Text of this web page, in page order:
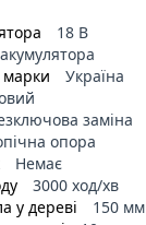
18 В
марки
Україна
заміна
опора
Немає
3000 ход/хв
у дереві
150 мм